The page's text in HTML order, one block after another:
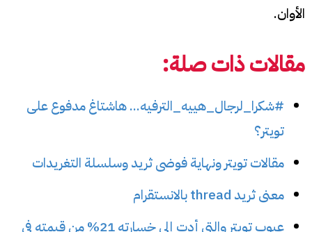
الأوان.
مقالات ذات صلة:
#شكرا_لرجال_هييه_الترفيه... هاشتاغ مدفوع على
تويتر؟
مقالات تويتر ونهاية فوضى ثريد وسلسلة التغريدات
معنى ثريد thread بالانستقرام
عيوب تويتر والتي أدت إلى خسارته 21% من قيمته في